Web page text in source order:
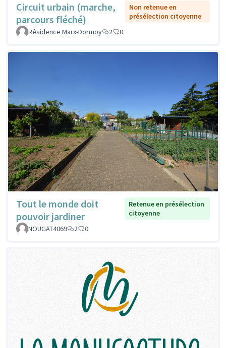
Circuit urbain (marche,
parcours fléché)
Non retenue en
présélection citoyenne
Résidence Marx-Dormoy
2 0
Tout le monde doit
pouvoir jardiner
Retenue en présélection
citoyenne
NOUGAT4069
2 0